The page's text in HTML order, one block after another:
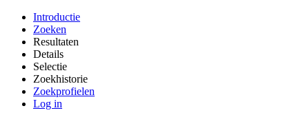
Introductie
Zoeken
Resultaten
Details
Selectie
Zoekhistorie
Zoekprofielen
Log in